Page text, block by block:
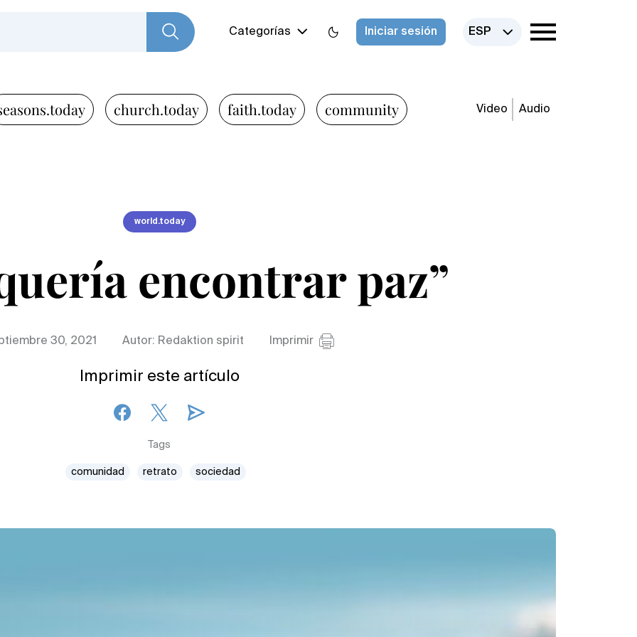
Categorías Iniciar sesión ESP
church.today faith.today community Video Audio
world.today
encontrar paz”
30, 2021 Autor: Redaktion spirit Imprimir
Imprimir este artículo
Tags
comunidad retrato sociedad